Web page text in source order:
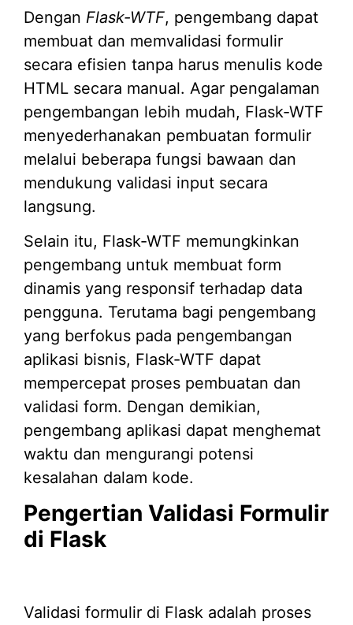
Dengan Flask-WTF, pengembang dapat
membuat dan memvalidasi formulir
secara efisien tanpa harus menulis kode
HTML secara manual. Agar pengalaman
pengembangan lebih mudah, Flask-WTF
menyederhanakan pembuatan formulir
melalui beberapa fungsi bawaan dan
mendukung validasi input secara
langsung.
Selain itu, Flask-WTF memungkinkan
pengembang untuk membuat form
dinamis yang responsif terhadap data
pengguna. Terutama bagi pengembang
yang berfokus pada pengembangan
aplikasi bisnis, Flask-WTF dapat
mempercepat proses pembuatan dan
validasi form. Dengan demikian,
pengembang aplikasi dapat menghemat
waktu dan mengurangi potensi
kesalahan dalam kode.
Pengertian Validasi Formulir
di Flask
Validasi formulir di Flask adalah proses